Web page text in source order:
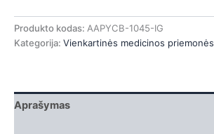
Produkto kodas: AAPYCB-1045-IG
Kategorija: Vienkartinės medicinos priemonės
Aprašymas